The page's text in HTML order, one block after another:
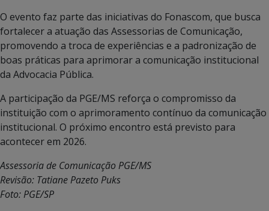
O evento faz parte das iniciativas do Fonascom, que busca
fortalecer a atuação das Assessorias de Comunicação,
promovendo a troca de experiências e a padronização de
boas práticas para aprimorar a comunicação institucional
da Advocacia Pública.
A participação da PGE/MS reforça o compromisso da
instituição com o aprimoramento contínuo da comunicação
institucional. O próximo encontro está previsto para
acontecer em 2026.
Assessoria de Comunicação PGE/MS
Revisão: Tatiane Pazeto Puks
Foto: PGE/SP